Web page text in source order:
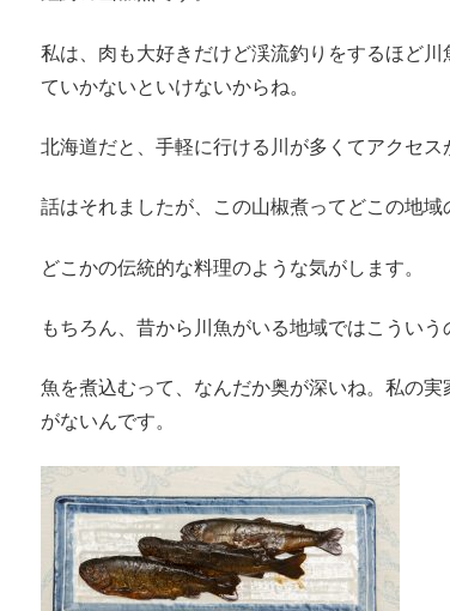
私は、肉も大好きだけど渓流釣りをするほど
ていかないといけないからね。
北海道だと、手軽に行ける川が多くてアクセス
話はそれましたが、この山椒煮ってどこの地域
どこかの伝統的な料理のような気がします。
もちろん、昔から川魚がいる地域ではこういう
魚を煮込むって、なんだか奥が深いね。私の
がないんです。